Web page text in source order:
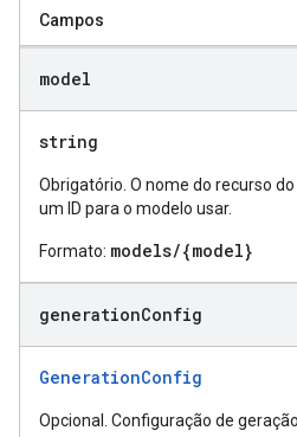
Campos
model
string
Obrigatório. O nome do recurso
um ID para o modelo usar.
Formato: models/{model}
generationConfig
GenerationConfig
Opcional. Configuração de geração.